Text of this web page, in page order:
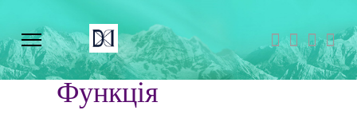
Функція